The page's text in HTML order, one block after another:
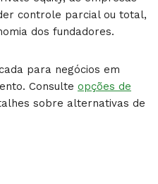
controle parcial ou total,
dos fundadores.
para negócios em
Consulte opções de
sobre alternativas de